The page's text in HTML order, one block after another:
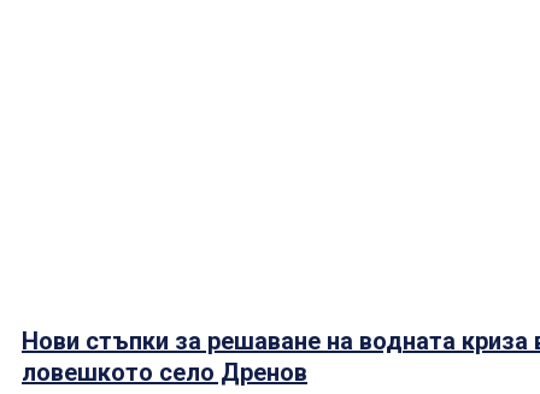
Нови стъпки за решаване на водната криза
ловешкото село Дренов